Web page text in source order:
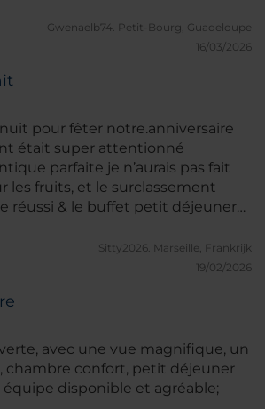
Gwenaelb74.
Petit-Bourg, Guadeloupe
16/03/2026
était super attentionné
parfaite je n’aurais pas fait
les fruits, et le surclassement
réussi & le buffet petit déjeuner
à Elizabeth et son équipe ’
Sitty2026. Marseille, Frankrijk
19/02/2026
avec une vue magnifique, un
chambre confort, petit déjeuner
disponible et agréable;